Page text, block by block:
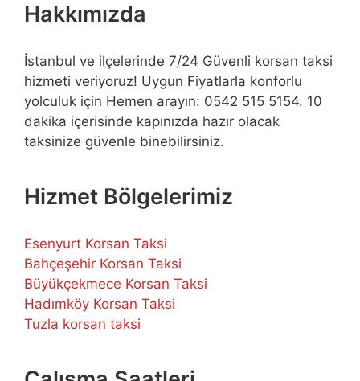
Hakkımızda
İstanbul ve ilçelerinde 7/24 Güvenli korsan taksi
hizmeti veriyoruz! Uygun Fiyatlarla konforlu
yolculuk için Hemen arayın: 0542 515 5154. 10
dakika içerisinde kapınızda hazır olacak
taksinize güvenle binebilirsiniz.
Hizmet Bölgelerimiz
Esenyurt Korsan Taksi
Bahçeşehir Korsan Taksi
Büyükçekmece Korsan Taksi
Hadımköy Korsan Taksi
Tuzla korsan taksi